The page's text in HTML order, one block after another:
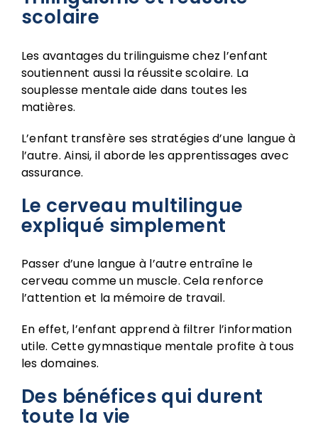
scolaire
Les avantages du trilinguisme chez l’enfant
soutiennent aussi la réussite scolaire. La
souplesse mentale aide dans toutes les
matières.
L’enfant transfère ses stratégies d’une langue à
l’autre. Ainsi, il aborde les apprentissages avec
assurance.
Le cerveau multilingue
expliqué simplement
Passer d’une langue à l’autre entraîne le
cerveau comme un muscle. Cela renforce
l’attention et la mémoire de travail.
En effet, l’enfant apprend à filtrer l’information
utile. Cette gymnastique mentale profite à tous
les domaines.
Des bénéfices qui durent
toute la vie